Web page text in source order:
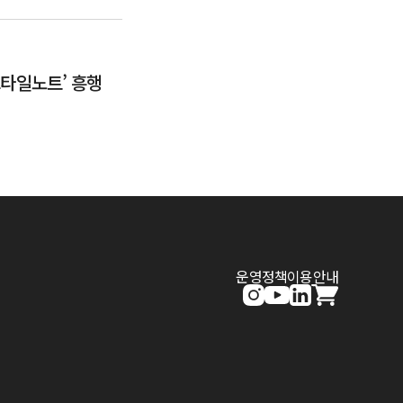
일노트’ 흥행
운영정책이용안내